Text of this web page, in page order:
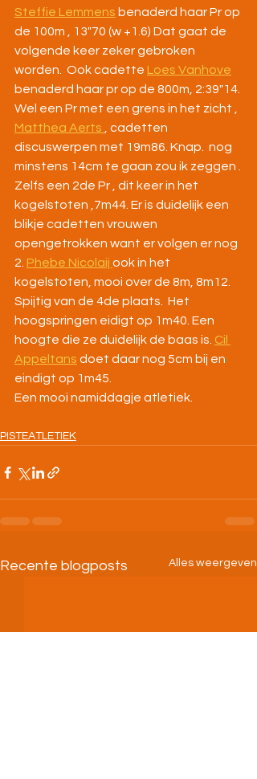
Steffie Lemmens benaderd haar Pr op
de 100m , 13"70 (w +1.6) Dat gaat de
volgende keer zeker gebroken
worden.  Ook cadette Loes Vanhove
benaderd haar pr op de 800m, 2:39"14.
Wel een Pr met een grens in het zicht ,
Matthea Aerts
, cadetten
discuswerpen met 19m86. Knap.  nog
minstens 14cm te gaan zou ik zeggen .
Zelfs een 2de Pr , dit keer in het
kogelstoten ,7m44. Er is duidelijk een
blikje cadetten vrouwen
opengetrokken want er volgen er nog
2. Phebe Nicolaij ook in het
kogelstoten, mooi over de 8m, 8m12.
Spijtig van de 4de plaats.  Het
hoogspringen eidigt op 1m40. Een
hoogte die ze duidelijk de baas is. Cil
Appeltans doet daar nog 5cm bij en
eindigt op 1m45.
Een mooi namiddagje atletiek.
PISTEATLETIEK
Recente blogposts Alles weergeven